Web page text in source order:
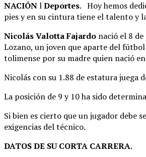
NACIÓNlDeportes. Hoy hemos
pies y en su cintura tiene el talento y
Nicolás Valotta Fajardo nació el 8
Lozano, un joven que aparte del
tolimense por su madre quien nació
Nicolás con su 1.88 de estatura juega
La posición de 9 y 10 ha sido
Si bien es cierto que un jugador debe
exigencias del técnico.
DATOS DE SU CORTA CARRERA.